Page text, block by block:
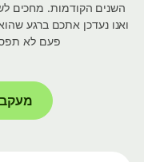
השנים הקודמות. מחכים
ואנו נעדכן אתכם ברגע שהוא
פעם לא
מעקב